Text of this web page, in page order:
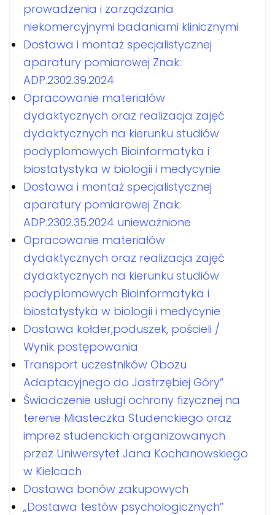
prowadzenia i zarządzania
niekomercyjnymi badaniami klinicznymi
Dostawa i montaż specjalistycznej
aparatury pomiarowej Znak:
ADP.2302.39.2024
Opracowanie materiałów
dydaktycznych oraz realizacja zajęć
dydaktycznych na kierunku studiów
podyplomowych Bioinformatyka i
biostatystyka w biologii i medycynie
Dostawa i montaż specjalistycznej
aparatury pomiarowej Znak:
ADP.2302.35.2024 unieważnione
Opracowanie materiałów
dydaktycznych oraz realizacja zajęć
dydaktycznych na kierunku studiów
podyplomowych Bioinformatyka i
biostatystyka w biologii i medycynie
Dostawa kołder,poduszek, pościeli /
Wynik postępowania
Transport uczestników Obozu
Adaptacyjnego do Jastrzębiej Góry”
Świadczenie usługi ochrony fizycznej na
terenie Miasteczka Studenckiego oraz
imprez studenckich organizowanych
przez Uniwersytet Jana Kochanowskiego
w Kielcach
Dostawa bonów zakupowych
„Dostawa testów psychologicznych”